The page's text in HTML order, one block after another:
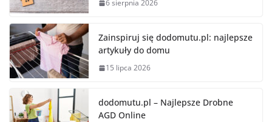
6 sierpnia 2026
Zainspiruj się dodomutu.pl: najlepsze
artykuły do domu
15 lipca 2026
dodomutu.pl – Najlepsze Drobne
AGD Online